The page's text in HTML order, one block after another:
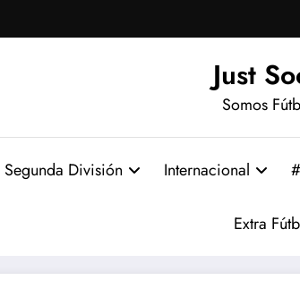
Just
Somos
Segunda División Internacional
Extra